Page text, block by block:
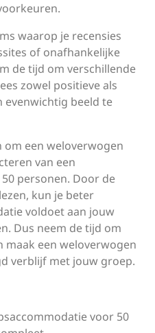
waarop je recensies
of onafhankelijke
de tijd om verschillende
zowel positieve als
evenwichtig beeld te
om een weloverwogen
van een
personen. Door de
kun je beter
voldoet aan jouw
Dus neem de tijd om
maak een weloverwogen
verblijf met jouw groep.
voor 50